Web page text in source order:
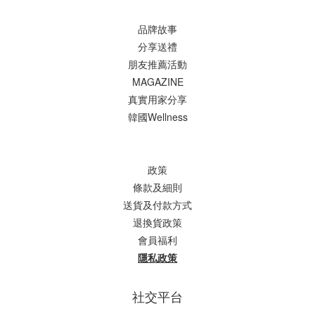
品牌故事
分享送禮
朋友推薦活動
MAGAZINE
真實用家分享
韓國Wellness
政策
條款及細則
送貨及付款方式
退換貨政策
會員福利
隱私政策
社交平台